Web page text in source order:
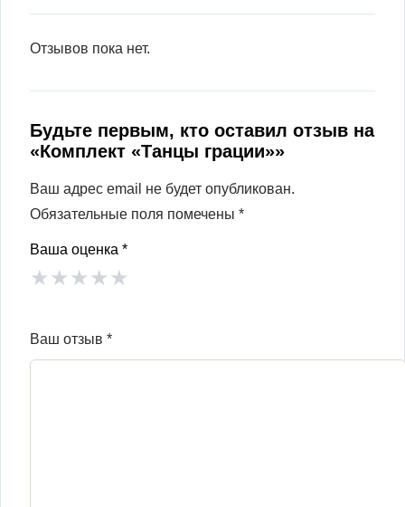
Отзывов пока нет.
Будьте первым, кто оставил отзыв на
«Комплект «Танцы грации»»
Ваш адрес email не будет опубликован.
Обязательные поля помечены *
Ваша оценка *
★★★★★
Ваш отзыв *